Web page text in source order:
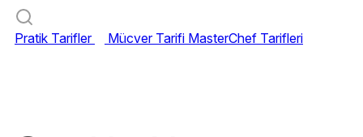
Pratik Tarifler Mücver Tarifi MasterChef Tarifleri